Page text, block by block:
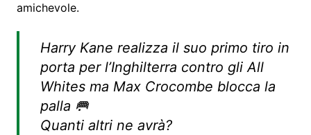
amichevole.
Harry Kane realizza il suo primo tiro in
porta per l’Inghilterra contro gli All
Whites ma Max Crocombe blocca la
palla 🥅
Quanti altri ne avrà?